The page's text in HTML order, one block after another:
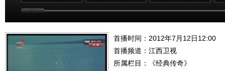
首播时间：2012年7月12日12:00
首播频道： 江西卫视
所属栏目：
《经典传奇》